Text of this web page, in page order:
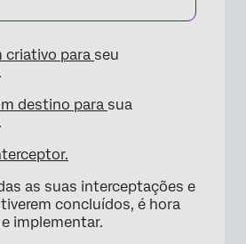
criativo para seu
destino para sua
as suas interceptações e
concluídos, é hora
implementar.